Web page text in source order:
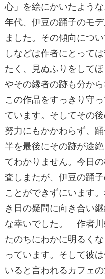
心」を絵にかいたよう
年代、伊豆の踊子のモ
ました。その傾向につ
しなどは作者にとって
たく、見ぬふりをして
やその縁者の跡も分か
この作品をすっきり守
ています。そしてその
努力にもかかわらず、
半を最後にその跡が途
てわかりません。今日
査しまたが、伊豆の踊
ことができずにいます
き日の疑問に向き合い
な幸いでした。 作者川
たのちにわかに明るく
っています。そして彼
いると言われるカフェ